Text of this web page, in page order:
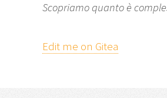
Scopriamo quanto è
Edit me on Gitea